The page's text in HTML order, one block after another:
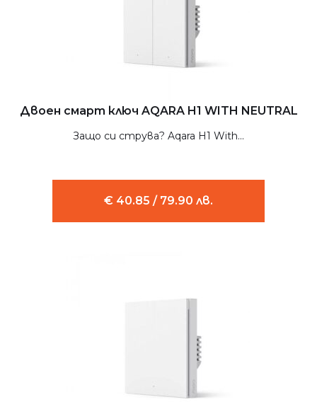
Двоен смарт ключ AQARA H1 WITH NEUTRAL
Защо си струва? Aqara H1 With...
€ 40.85 / 79.90 лв.